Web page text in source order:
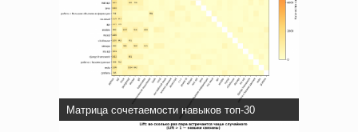
Матрица сочетаемости навыков топ-30